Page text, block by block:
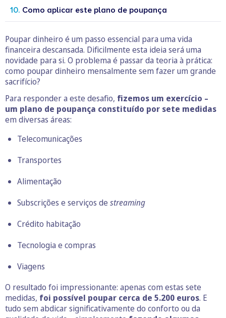
Como aplicar este plano de poupança
Poupar dinheiro é um passo essencial para uma vida
financeira descansada. Dificilmente esta ideia será uma
novidade para si. O problema é passar da teoria à prática:
como poupar dinheiro mensalmente sem fazer um grande
sacrifício?
Para responder a este desafio, fizemos um exercício –
um plano de poupança constituído por sete medidas
em diversas áreas:
Telecomunicações
Transportes
Alimentação
Subscrições e serviços de streaming
Crédito habitação
Tecnologia e compras
Viagens
O resultado foi impressionante: apenas com estas sete
medidas, foi possível poupar cerca de 5.200 euros. E
tudo sem abdicar significativamente do conforto ou da